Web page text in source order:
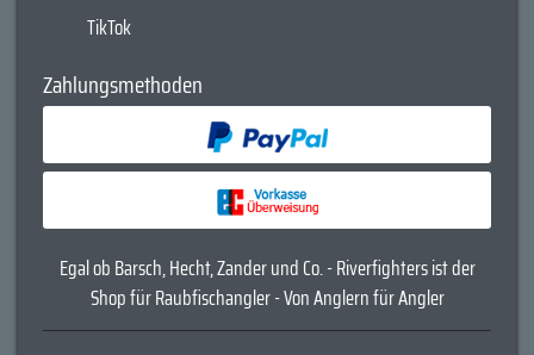
TikTok
Zahlungsmethoden
Egal ob Barsch, Hecht, Zander und Co. - Riverfighters ist der
Shop für Raubfischangler - Von Anglern für Angler